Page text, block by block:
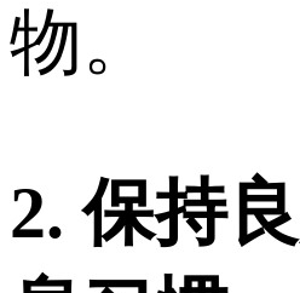
物。
2. 保持